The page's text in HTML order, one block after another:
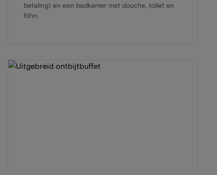
betaling) en een badkamer met douche, toilet en
föhn.